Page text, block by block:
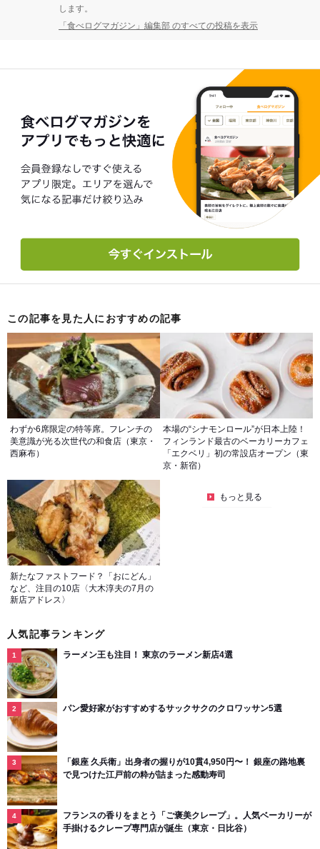
します。
「食べログマガジン」編集部 のすべての投稿を表示
この記事を見た人におすすめの記事
わずか6席限定の特等席。フレンチの
美意識が光る次世代の和食店（東京・
西麻布）
本場の“シナモンロール”が日本上陸！
フィンランド最古のベーカリーカフェ
「エクベリ」初の常設店オープン（東
京・新宿）
新たなファストフード？「おにどん」
など、注目の10店〈大木淳夫の7月の
新店アドレス〉
もっと見る
人気記事ランキング
ラーメン王も注目！ 東京のラーメン新店4選
パン愛好家がおすすめするサックサクのクロワッサン5選
「銀座 久兵衛」出身者の握りが10貫4,950円〜！ 銀座の路地裏
で見つけた江戸前の粋が詰まった感動寿司
フランスの香りをまとう「ご褒美クレープ」。人気ベーカリーが
手掛けるクレープ専門店が誕生（東京・日比谷）